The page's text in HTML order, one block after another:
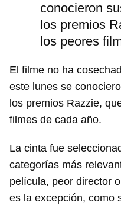
conocieron
los premios
los peores
El filme no ha
este lunes se
los premios Razzie,
filmes de cada año.
La cinta fue
categorías más
película, peor director
es la excepción, como